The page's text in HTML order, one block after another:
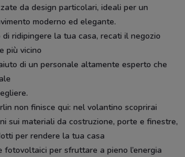
da design particolari, ideali per un
moderno ed elegante.
di ridipingere la tua casa, recati il negozio
più vicino
di un personale altamente esperto che
non finisce qui: nel volantino scoprirai
sui materiali da costruzione, porte e finestre,
per rendere la tua casa
fotovoltaici per sfruttare a pieno l’energia